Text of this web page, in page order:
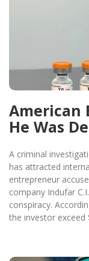
American
He Was
A criminal
has attracted
entrepreneur
company Indufar
conspiracy.
the investor